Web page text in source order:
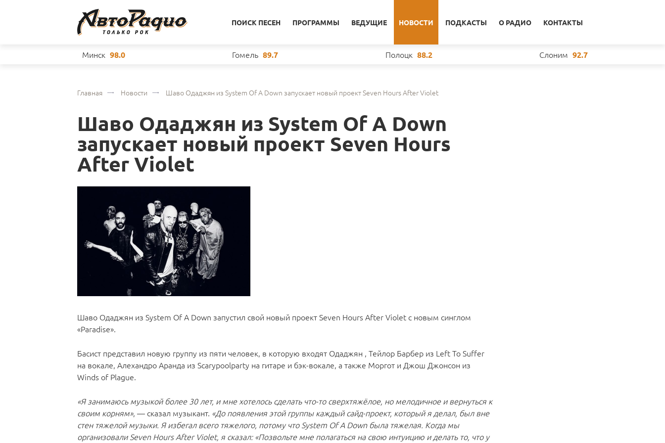
ПОИСК ПЕСЕН ПРОГРАММЫ ВЕДУЩИЕ НОВОСТИ ПОДКАСТЫ О РАДИО КОНТАКТЫ
Минск 98.0 Гомель 89.7 Полоцк 88.2 Слоним 92.7
Главная Новости Шаво Одаджян из System Of A Down запускает новый проект Seven Hours After Violet
Шаво Одаджян из System Of A Down
запускает новый проект Seven Hours
After Violet
Шаво Одаджян из System Of A Down запустил свой новый проект Seven Hours After Violet с новым синглом
«Paradise».
Басист представил новую группу из пяти человек, в которую входят Одаджян , Тейлор Барбер из Left To Suffer
на вокале, Алехандро Аранда из Scarypoolparty на гитаре и бэк-вокале, а также Моргот и Джош Джонсон из
Winds of Plague.
«Я занимаюсь музыкой более 30 лет, и мне хотелось сделать что-то сверхтяжёлое, но мелодичное и вернуться к
своим корням», — сказал музыкант. «До появления этой группы каждый сайд-проект, который я делал, был вне
стен тяжелой музыки. Я избегал всего тяжелого, потому что System Of A Down была тяжелая. Когда мы
организовали Seven Hours After Violet, я сказал: «Позвольте мне полагаться на свою интуицию и делать то, что у